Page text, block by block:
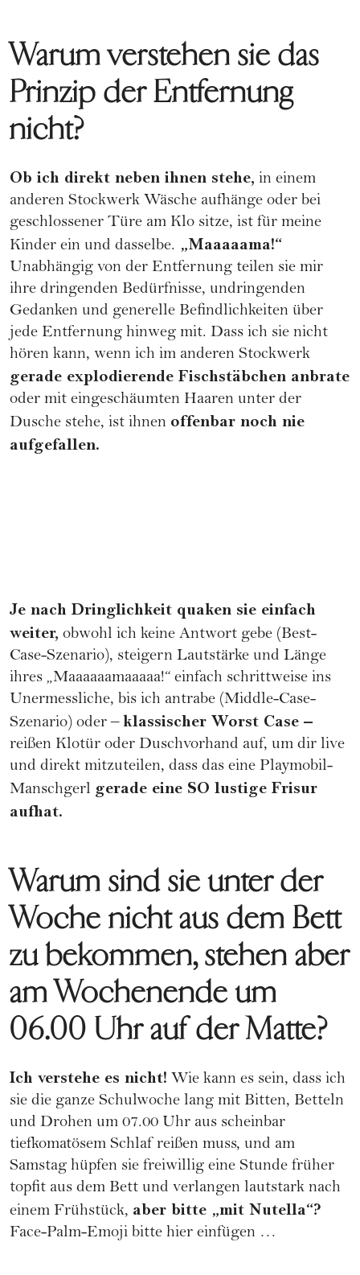
Warum verstehen sie das
Prinzip der Entfernung
nicht?
Ob ich direkt neben ihnen stehe, in einem
anderen Stockwerk Wäsche aufhänge oder bei
geschlossener Türe am Klo sitze, ist für meine
Kinder ein und dasselbe. „Maaaaama!“
Unabhängig von der Entfernung teilen sie mir
ihre dringenden Bedürfnisse, undringenden
Gedanken und generelle Befindlichkeiten über
jede Entfernung hinweg mit. Dass ich sie nicht
hören kann, wenn ich im anderen Stockwerk
gerade explodierende Fischstäbchen anbrate
oder mit eingeschäumten Haaren unter der
Dusche stehe, ist ihnen offenbar noch nie
aufgefallen.
Je nach Dringlichkeit quaken sie einfach
weiter, obwohl ich keine Antwort gebe (Best-
Case-Szenario), steigern Lautstärke und Länge
ihres „Maaaaaamaaaaa!“ einfach schrittweise ins
Unermessliche, bis ich antrabe (Middle-Case-
Szenario) oder –klassischer Worst Case –
reißen Klotür oder Duschvorhand auf, um dir live
und direkt mitzuteilen, dass das eine Playmobil-
Manschgerl gerade eine SO lustige Frisur
aufhat.
Warum sind sie unter der
Woche nicht aus dem Bett
zu bekommen, stehen aber
am Wochenende um
06.00 Uhr auf der Matte?
Ich verstehe es nicht! Wie kann es sein, dass ich
sie die ganze Schulwoche lang mit Bitten, Betteln
und Drohen um 07.00 Uhr aus scheinbar
tiefkomatösem Schlaf reißen muss, und am
Samstag hüpfen sie freiwillig eine Stunde früher
topfit aus dem Bett und verlangen lautstark nach
einem Frühstück, aber bitte „mit Nutella“?
Face-Palm-Emoji bitte hier einfügen …